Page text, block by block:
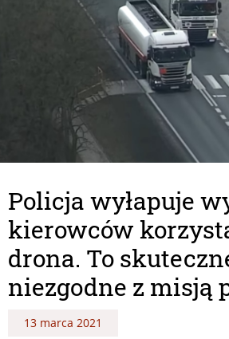
Policja wyłapuje
kierowców
drona. To
niezgodne z misją
13 marca 2021